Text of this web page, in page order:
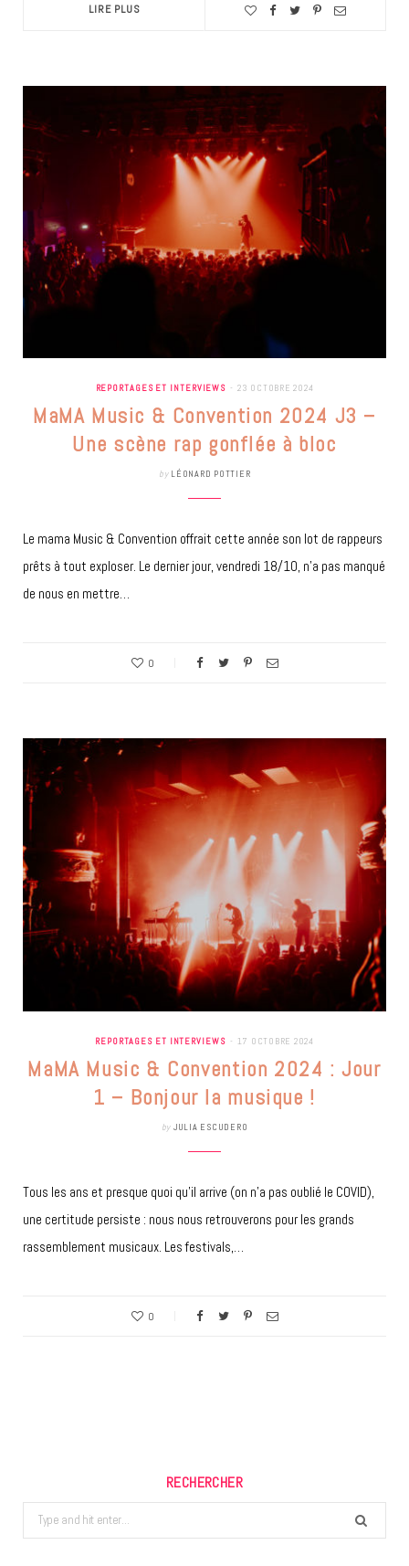
LIRE PLUS
REPORTAGES ET INTERVIEWS 23 OCTOBRE 2024
MaMA Music & Convention 2024 J3 –
Une scène rap gonflée à bloc
by LÉONARD POTTIER
Le mama Music & Convention offrait cette année son lot de rappeurs
prêts à tout exploser. Le dernier jour, vendredi 18/10, n’a pas manqué
de nous en mettre…
0
REPORTAGES ET INTERVIEWS 17 OCTOBRE 2024
MaMA Music & Convention 2024 : Jour
1 – Bonjour la musique !
by JULIA ESCUDERO
Tous les ans et presque quoi qu’il arrive (on n’a pas oublié le COVID),
une certitude persiste : nous nous retrouverons pour les grands
rassemblement musicaux. Les festivals,…
0
RECHERCHER
Search
for: